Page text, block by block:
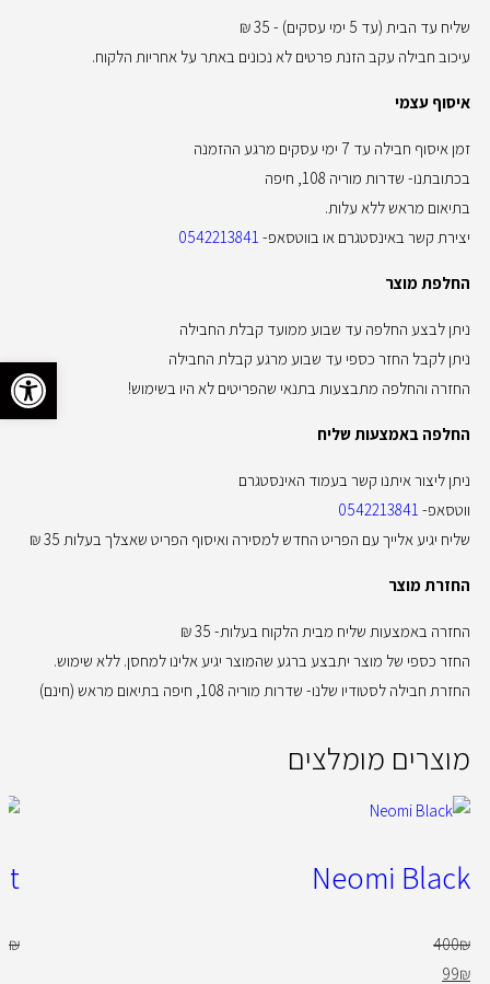
שליח עד הבית (עד 5 ימי עסקים) - 35 ₪
עיכוב חבילה עקב הזנת פרטים לא נכונים באתר על אחריות הלקוח.
איסוף עצמי
זמן איסוף חבילה עד 7 ימי עסקים מרגע ההזמנה
בכתובתנו- שדרות מוריה 108, חיפה
בתיאום מראש ללא עלות.
יצירת קשר באינסטגרם או בווטסאפ- 0542213841
החלפת מוצר
ניתן לבצע החלפה עד שבוע ממועד קבלת החבילה
ניתן לקבל החזר כספי עד שבוע מרגע קבלת החבילה
החזרה והחלפה מתבצעות בתנאי שהפריטים לא היו בשימוש!
החלפה באמצעות שליח
ניתן ליצור איתנו קשר בעמוד האינסטגרם
ווטסאפ- 0542213841
שליח יגיע אלייך עם הפריט החדש למסירה ואיסוף הפריט שאצלך בעלות 35 ₪
החזרת מוצר
החזרה באמצעות שליח מבית הלקוח בעלות- 35 ₪
החזר כספי של מוצר יתבצע ברגע שהמוצר יגיע אלינו למחסן. ללא שימוש.
החזרת חבילה לסטודיו שלנו- שדרות מוריה 108, חיפה בתיאום מראש (חינם)
מוצרים מומלצים
Neomi Black
400₪
99₪
₪
פתח